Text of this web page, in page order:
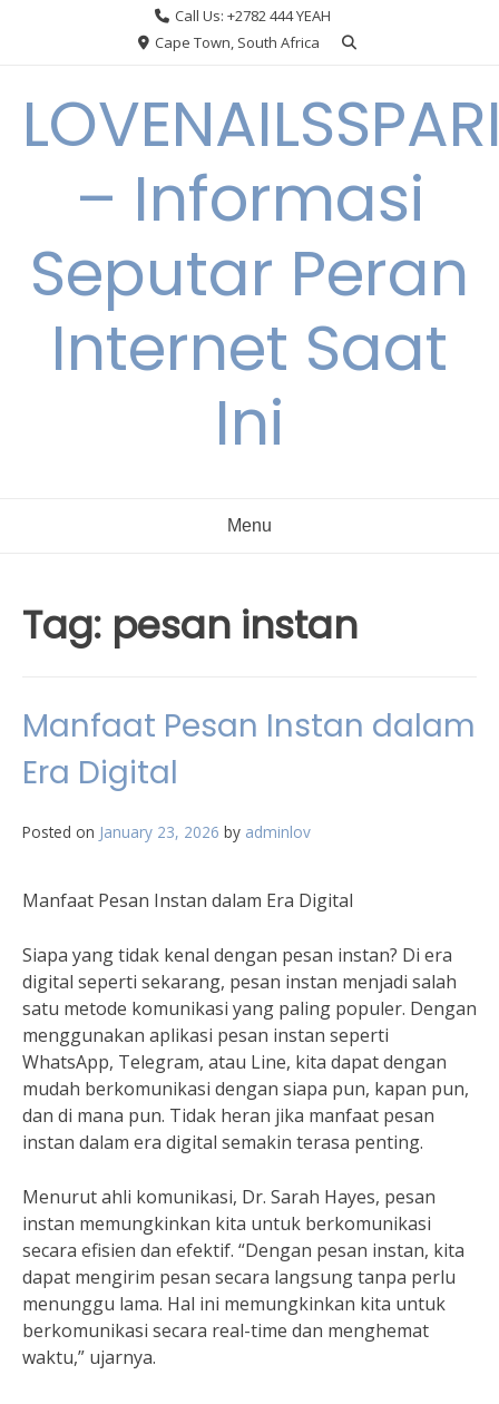
Call Us: +2782 444 YEAH
Cape Town, South Africa
– Informasi
Seputar Peran
Internet Saat
Ini
Menu
Tag: pesan instan
Manfaat Pesan Instan dalam
Era Digital
Posted on January 23, 2026 by adminlov
Manfaat Pesan Instan dalam Era Digital
Siapa yang tidak kenal dengan pesan instan? Di era
digital seperti sekarang, pesan instan menjadi salah
satu metode komunikasi yang paling populer. Dengan
menggunakan aplikasi pesan instan seperti
WhatsApp, Telegram, atau Line, kita dapat dengan
mudah berkomunikasi dengan siapa pun, kapan pun,
dan di mana pun. Tidak heran jika manfaat pesan
instan dalam era digital semakin terasa penting.
Menurut ahli komunikasi, Dr. Sarah Hayes, pesan
instan memungkinkan kita untuk berkomunikasi
secara efisien dan efektif. “Dengan pesan instan, kita
dapat mengirim pesan secara langsung tanpa perlu
menunggu lama. Hal ini memungkinkan kita untuk
berkomunikasi secara real-time dan menghemat
waktu,” ujarnya.